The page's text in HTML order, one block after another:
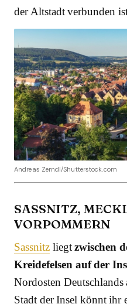
der Altstadt verbunden
Andreas Zerndl/Shutterstock.com
SASSNITZ,
VORPOMMERN
Sassnitz liegtzwischen
Kreidefelsen auf der
Nordosten
Stadt der Insel könnt ihr